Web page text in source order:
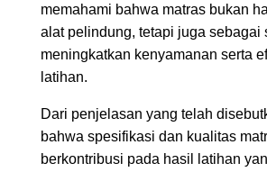
memahami bahwa matras bukan
alat pelindung, tetapi juga sebagai
meningkatkan kenyamanan serta
latihan.
Dari penjelasan yang telah
bahwa spesifikasi dan kualitas
berkontribusi pada hasil latihan